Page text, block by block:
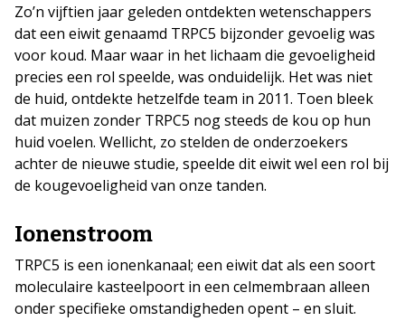
Zo’n vijftien jaar geleden ontdekten wetenschappers
dat een eiwit genaamd TRPC5 bijzonder gevoelig was
voor koud. Maar waar in het lichaam die gevoeligheid
precies een rol speelde, was onduidelijk. Het was niet
de huid, ontdekte hetzelfde team in 2011. Toen bleek
dat muizen zonder TRPC5 nog steeds de kou op hun
huid voelen. Wellicht, zo stelden de onderzoekers
achter de nieuwe studie, speelde dit eiwit wel een rol bij
de kougevoeligheid van onze tanden.
Ionenstroom
TRPC5 is een ionenkanaal; een eiwit dat als een soort
moleculaire kasteelpoort in een celmembraan alleen
onder specifieke omstandigheden opent – en sluit.